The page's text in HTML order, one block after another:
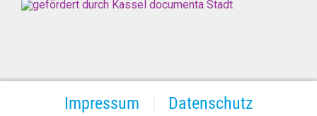
Impressum Datenschutz